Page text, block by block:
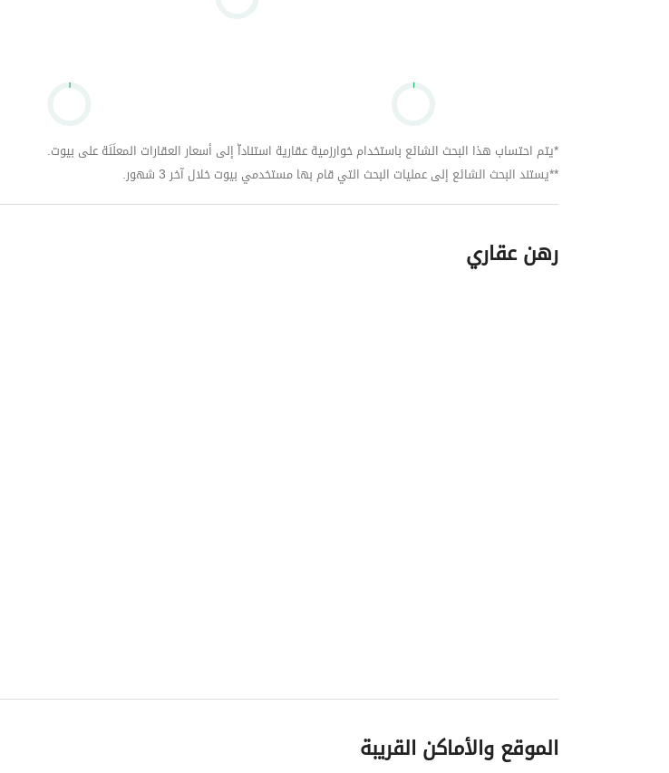
*يتم احتساب هذا البحث الشائع باستخدام خوارزمية عقارية استناداّ إلى أسعار العقارات المعلَنَة على بيوت.
**يستند البحث الشائع إلى عمليات البحث التي قام بها مستخدمي بيوت خلال آخر 3 شهور.
رهن عقاري
الموقع والأماكن القريبة